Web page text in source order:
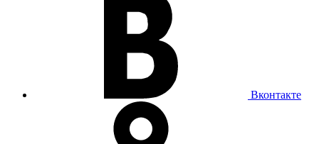
Вконтакте